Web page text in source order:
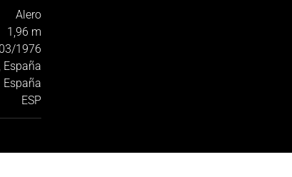
Alero
1,96 m
1976
España
España
ESP